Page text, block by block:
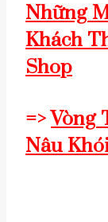
Những
Khách
Shop
=>Vòng
Nâu